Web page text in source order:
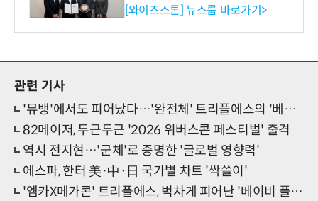
증 최고 등급 수여
[와이즈스톤] 뉴스룸 바로가기>
관련 기사
'뮤뱅'에서도 피어났다…'완전체' 트리플에스의 '베이비 플라워'
82메이저, 두근두근 '2026 위버스콘 페스티벌' 출격
역시 전지현…'군체'로 증명한 '글로벌 영향력'
에스파, 한터 美·中·日 국가별 차트 '싹쓸이'
'엠카X메가콘' 트리플에스, 벅차게 피어난 '베이비 플라워'